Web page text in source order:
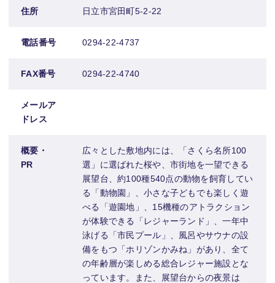
住所 日立市宮田町5-2-22
電話番号 0294-22-4737
FAX番号 0294-22-4740
メールア
ドレス
概要・
PR
広々とした敷地内には、「さくら名所100
選」に選ばれた桜や、市街地を一望できる
展望台、約100種540点の動物を飼育してい
る「動物園」、小さな子どもでも楽しく遊
べる「遊園地」、15機種のアトラクション
が体験できる「レジャーランド」、一年中
泳げる「市民プール」、風呂やサウナの設
備をもつ「ホリゾンかみね」があり、全て
の年齢層が楽しめる総合レジャー施設とな
っています。また、展望台からの夜景は